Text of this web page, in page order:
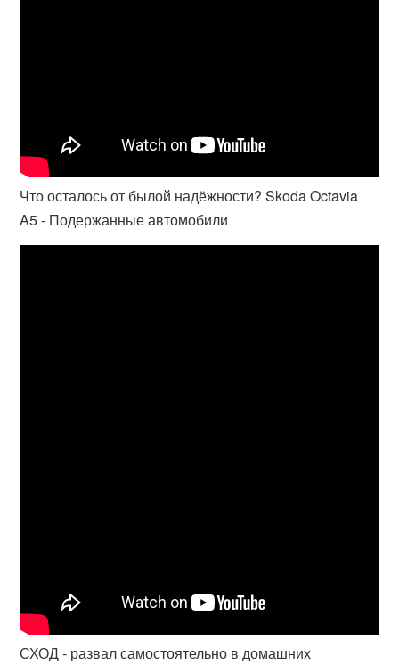
Что осталось от былой надёжности? Skoda Octavia
A5 - Подержанные автомобили
СХОД - развал самостоятельно в домашних